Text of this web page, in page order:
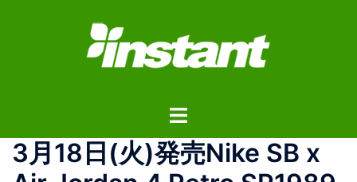
ス
ト
ル
メ
3月18日(火)発売Nike SB x